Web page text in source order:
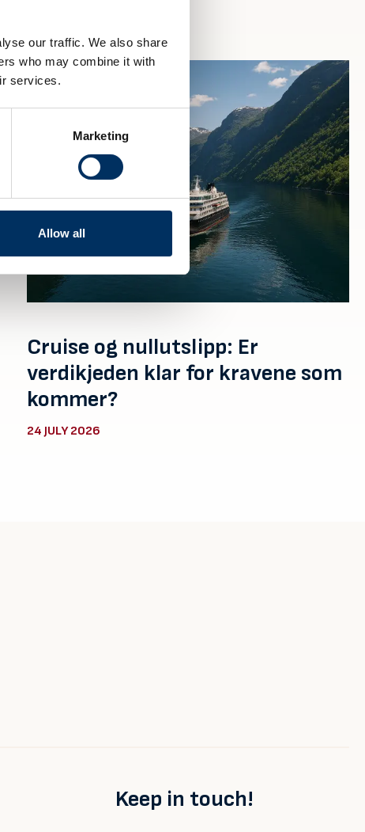
our traffic. We also share
who may combine it with
services.
Marketing
Allow all
Cruise og nullutslipp: Er
verdikjeden klar for kravene som
kommer?
24 JULY 2026
Keep in touch!